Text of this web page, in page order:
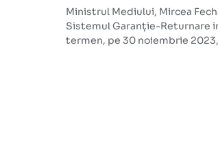
Ministrul Mediului, Mircea
Sistemul Garanție-Returnare
termen, pe 30 noiembrie